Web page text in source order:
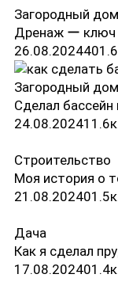
Журнал
Загородный дом
Дренаж ー ключ
26.08.202440
Загородный дом
Сделал
24.08.20241
Строительство
Моя история о
21.08.20240
Дача
Как я сделал
17.08.20240